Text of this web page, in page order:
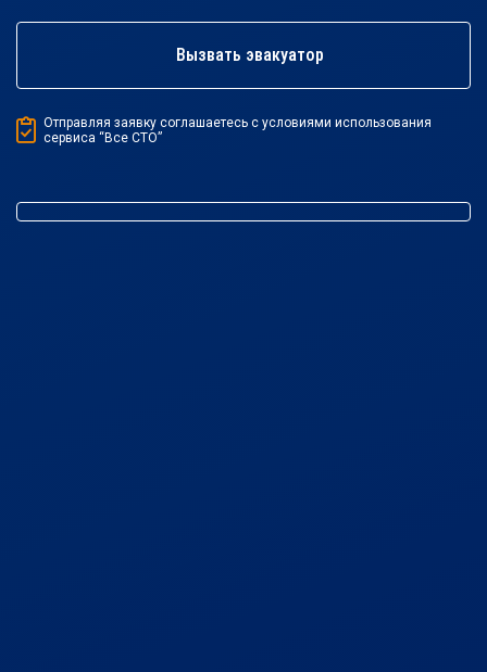
Вызвать эвакуатор
Отправляя заявку соглашаетесь с условиями использования
сервиса “Все СТО”